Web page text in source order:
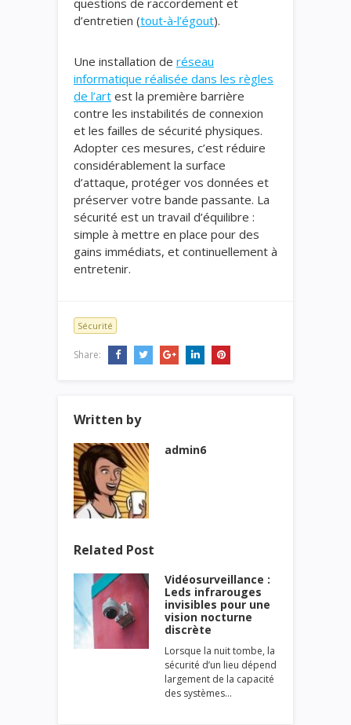
d’entretien (tout‑à‑l’égout).
Une installation de réseau
informatique réalisée dans les règles
de l’art est la première barrière
contre les instabilités de connexion
et les failles de sécurité physiques.
Adopter ces mesures, c’est réduire
considérablement la surface
d’attaque, protéger vos données et
préserver votre bande passante. La
sécurité est un travail d’équilibre :
simple à mettre en place pour des
gains immédiats, et continuellement à
entretenir.
Sécurité
Share:
Written by
admin6
Related Post
Vidéosurveillance :
Leds infrarouges
invisibles pour une
vision nocturne
discrète
Lorsque la nuit tombe, la
sécurité d’un lieu dépend
largement de la capacité
des systèmes…